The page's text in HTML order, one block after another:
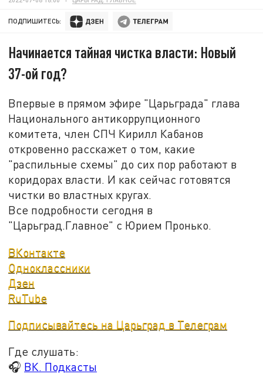
ПОДПИШИТЕСЬ:
Начинается тайная чистка власти: Новый
37-ой год?
Впервые в прямом эфире "Царьграда" глава
Национального антикоррупционного
комитета, член СПЧ Кирилл Кабанов
откровенно расскажет о том, какие
"распильные схемы" до сих пор работают в
коридорах власти. И как сейчас готовятся
чистки во властных кругах.
Все подробности сегодня в
"Царьград.Главное" с Юрием Пронько.
ВКонтакте
Одноклассники
Дзен
RuTube
Подписывайтесь на Царьград в Телеграм
Где слушать:
🎧 ВК. Подкасты